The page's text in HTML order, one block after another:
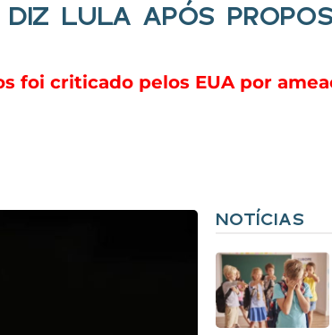
DIZ LULA APÓS
foi criticado pelos EUA por
NOTÍCIAS